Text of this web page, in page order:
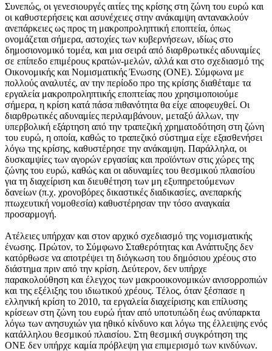
Συνεπώς, οι γενεσιουργές αιτίες της κρίσης στη ζώνη του ευρώ και
οι καθυστερήσεις και ασυνέχειες στην ανάκαμψη αντανακλούν
ανεπάρκειες ως προς τη μακροπροληπτική εποπτεία, όπως
ονομάζεται σήμερα, αστοχίες των κυβερνήσεων, ιδίως στο
δημοσιονομικό τομέα, και μια σειρά από διαρθρωτικές αδυναμίες
σε επίπεδο επιμέρους κρατών-μελών, αλλά και στο σχεδιασμό της
Οικονομικής και Νομισματικής Ένωσης (ΟΝΕ). Σύμφωνα με
πολλούς αναλυτές, αν την περίοδο προ της κρίσης διαθέταμε τα
εργαλεία μακροπροληπτικής εποπτείας που χρησιμοποιούμε
σήμερα, η κρίση κατά πάσα πιθανότητα θα είχε αποφευχθεί. Οι
διαρθρωτικές αδυναμίες περιλαμβάνουν, μεταξύ άλλων, την
υπερβολική εξάρτηση από την τραπεζική χρηματοδότηση στη ζώνη
του ευρώ, η οποία, καθώς το τραπεζικό σύστημα είχε εξασθενήσει
λόγω της κρίσης, καθυστέρησε την ανάκαμψη. Παράλληλα, οι
δυσκαμψίες των αγορών εργασίας και προϊόντων στις χώρες της
ζώνης του ευρώ, καθώς και οι αδυναμίες του θεσμικού πλαισίου
για τη διαχείριση και διευθέτηση των μη εξυπηρετούμενων
δανείων (π.χ. χρονοβόρες δικαστικές διαδικασίες, ανεπαρκής
πτωχευτική νομοθεσία) καθυστέρησαν την τόσο αναγκαία
προσαρμογή.
Ατέλειες υπήρχαν και στον αρχικό σχεδιασμό της νομισματικής
ένωσης. Πρώτον, το Σύμφωνο Σταθερότητας και Ανάπτυξης δεν
κατόρθωσε να αποτρέψει τη διόγκωση του δημόσιου χρέους στο
διάστημα πριν από την κρίση. Δεύτερον, δεν υπήρχε
παρακολούθηση και έλεγχος των μακροοικονομικών ανισορροπιών
και της εξέλιξης του ιδιωτικού χρέους. Τέλος, όταν ξέσπασε η
ελληνική κρίση το 2010, τα εργαλεία διαχείρισης και επίλυσης
κρίσεων στη ζώνη του ευρώ ήταν από υποτυπώδη έως ανύπαρκτα
λόγω των ανησυχιών για ηθικό κίνδυνο και λόγω της έλλειψης ενός
κατάλληλου θεσμικού πλαισίου. Στη θεσμική συγκρότηση της
ΟΝΕ δεν υπήρχε καμία πρόβλεψη για επιμερισμό των κινδύνων.